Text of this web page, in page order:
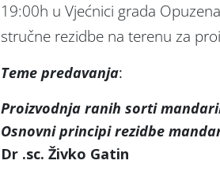
19:00h u Vjećnici grada
stručne rezidbe na terenu za
Teme predavanja:
Proizvodnja ranih sorti
Osnovni principi rezidbe
Dr .sc. Živko Gatin